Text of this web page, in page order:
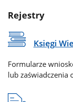
Rejestry
Księgi
Formularze
lub zaświadczenia